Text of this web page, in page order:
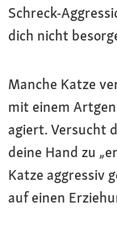
Schreck-
dich nicht
Manche Katze
mit einem
agiert. Versucht
deine Hand zu
Katze aggressiv
auf einen